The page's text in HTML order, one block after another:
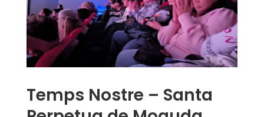
Temps Nostre – Santa